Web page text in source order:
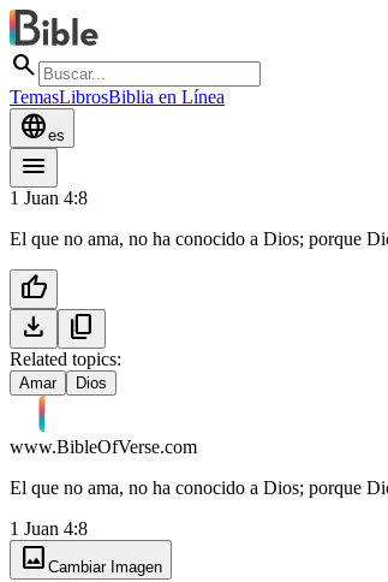
search
TemasLibrosBiblia en Línea
languagees
menu
1 Juan 4:8
El que no ama, no ha conocido a Dios; porque
thumb_up
download
content_copy
Related topics:
Amar Dios
www.BibleOfVerse.com
El que no ama, no ha conocido a Dios; porque
1 Juan 4:8
image Cambiar Imagen